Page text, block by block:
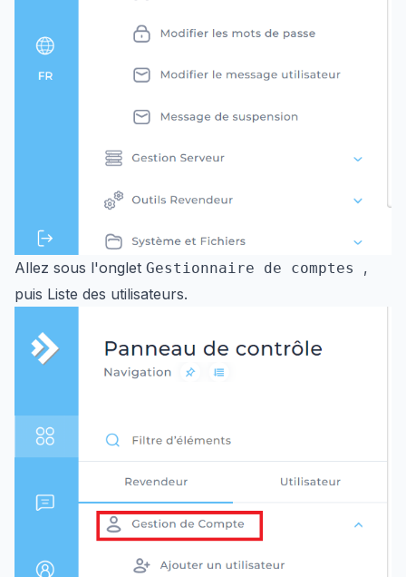
Allez sous l'onglet Gestionnaire de comptes ,
puis Liste des utilisateurs.